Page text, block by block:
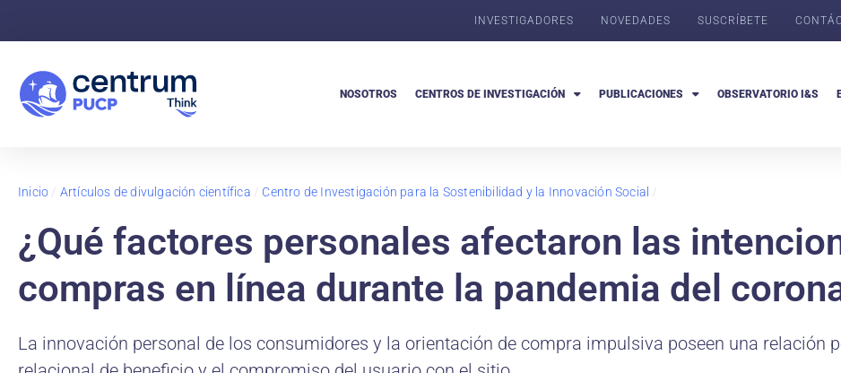
INVESTIGADORES NOVEDADES SUSCRÍBETE
NOSOTROS CENTROS DE INVESTIGACIÓN PUBLICACIONES OBSERVATORIO I&S
Inicio / Artículos de divulgación científica / Centro de Investigación para la Sostenibilidad y la Innovación Social /
¿Qué factores personales afectaron las
compras en línea durante la pandemia del
La innovación personal de los consumidores y la orientación de compra impulsiva poseen una relación